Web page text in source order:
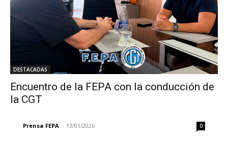
DESTACADAS
Encuentro de la FEPA con la conducción de
la CGT
Prensa FEPA - 13/01/2026 0